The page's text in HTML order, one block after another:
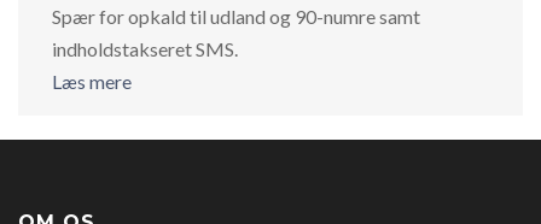
Spær for opkald til udland og 90-numre samt
indholdstakseret SMS.
Læs mere